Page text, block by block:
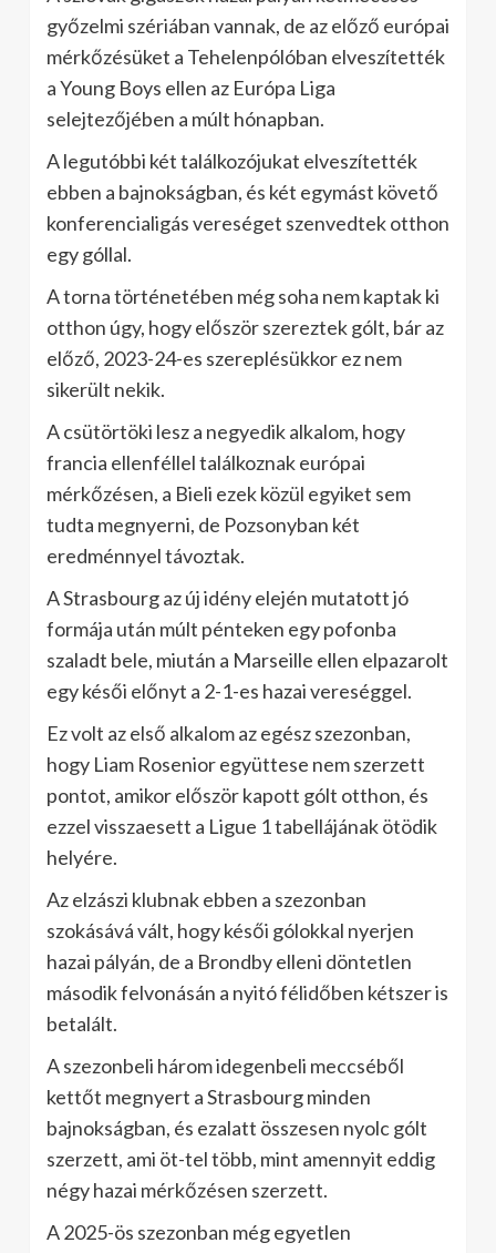
győzelmi szériában vannak, de az előző európai
mérkőzésüket a Tehelenpólóban elveszítették
a Young Boys ellen az Európa Liga
selejtezőjében a múlt hónapban.
A legutóbbi két találkozójukat elveszítették
ebben a bajnokságban, és két egymást követő
konferencialigás vereséget szenvedtek otthon
egy góllal.
A torna történetében még soha nem kaptak ki
otthon úgy, hogy először szereztek gólt, bár az
előző, 2023-24-es szereplésükkor ez nem
sikerült nekik.
A csütörtöki lesz a negyedik alkalom, hogy
francia ellenféllel találkoznak európai
mérkőzésen, a Bieli ezek közül egyiket sem
tudta megnyerni, de Pozsonyban két
eredménnyel távoztak.
A Strasbourg az új idény elején mutatott jó
formája után múlt pénteken egy pofonba
szaladt bele, miután a Marseille ellen elpazarolt
egy késői előnyt a 2-1-es hazai vereséggel.
Ez volt az első alkalom az egész szezonban,
hogy Liam Rosenior együttese nem szerzett
pontot, amikor először kapott gólt otthon, és
ezzel visszaesett a Ligue 1 tabellájának ötödik
helyére.
Az elzászi klubnak ebben a szezonban
szokásává vált, hogy késői gólokkal nyerjen
hazai pályán, de a Brondby elleni döntetlen
második felvonásán a nyitó félidőben kétszer is
betalált.
A szezonbeli három idegenbeli meccséből
kettőt megnyert a Strasbourg minden
bajnokságban, és ezalatt összesen nyolc gólt
szerzett, ami öt-tel több, mint amennyit eddig
négy hazai mérkőzésen szerzett.
A 2025-ös szezonban még egyetlen